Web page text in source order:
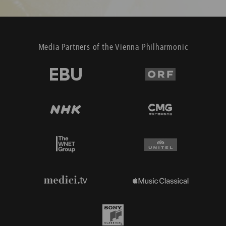
Media Partners of the Vienna Philharmonic